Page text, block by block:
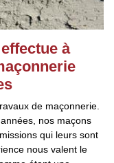
à
de maçonnerie.
nos maçons
qui leurs sont
nous valent le